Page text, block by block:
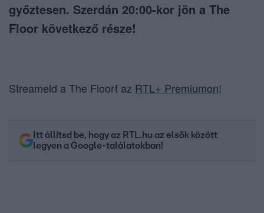
győztesen. Szerdán 20:00-kor jön a The
Floor következő része!
Streameld a The Floort az RTL+ Premiumon!
Itt állítsd be, hogy az RTL.hu az elsők között
legyen a Google-találatokban!